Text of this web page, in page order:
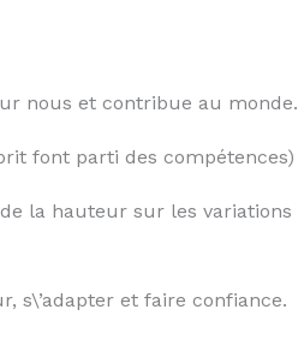
nous et contribue au monde.
font parti des compétences)
la hauteur sur les
s\’adapter et faire confiance.